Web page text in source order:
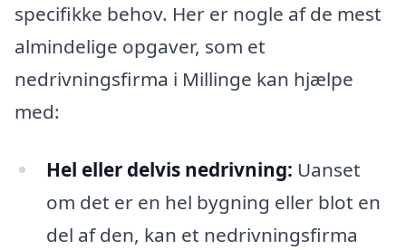
specifikke behov. Her er nogle af de mest
almindelige opgaver, som et
nedrivningsfirma i Millinge kan hjælpe
med:
Hel eller delvis nedrivning: Uanset
om det er en hel bygning eller blot en
del af den, kan et nedrivningsfirma